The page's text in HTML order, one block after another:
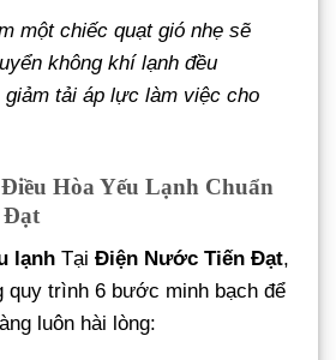
một chiếc quạt gió nhẹ sẽ
không khí lạnh đều
giảm tải áp lực làm việc cho
Hòa Yếu Lạnh Chuẩn
Đạt
lạnh Tại Điện Nước Tiến Đạt,
quy trình 6 bước minh bạch để
luôn hài lòng: